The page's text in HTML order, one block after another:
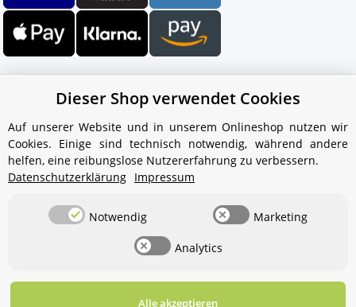
Ihr WhatsApp-Kontakt zum
Service Team
von Aquintos-Wasseraufbereitung
Hallo und herzlich willkommen
Wasseraufbereitung Wie darf ich
Ihnen behilflich sein?
Dieser Shop verwendet Cookies
Auf unserer Website und in unserem Onlineshop nutzen wir
Cookies. Einige sind technisch notwendig, während andere
helfen, eine reibungslose Nutzererfahrung zu verbessern.
Datenschutzerklärung Impressum
Notwendig Marketing
Analytics
Alle akzeptieren